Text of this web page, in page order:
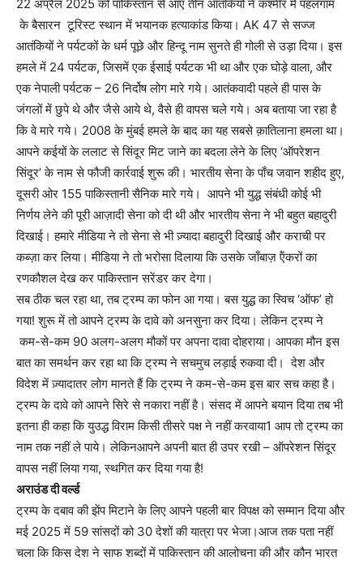
22 अप्रैल 2025 को पाकिस्तान से आए तीन आतंकियों ने कश्मीर में पहलगाम
के बैसारन टूरिस्ट स्थान में भयानक हत्याकांड किया। AK 47 से सज्ज
आतंकियों ने पर्यटकों के धर्म पूछे और हिन्दू नाम सुनते ही गोली से उड़ा दिया। इस
हमले में 24 पर्यटक, जिसमें एक ईसाई पर्यटक भी था और एक घोड़े वाला, और
एक नेपाली पर्यटक – 26 निर्दोष लोग मारे गये। आतंकवादी पहले ही पास के
जंगलों में छुपे थे और जैसे आये थे, वैसे ही वापस चले गये। अब बताया जा रहा है
कि वे मारे गये। 2008 के मुंबई हमले के बाद का यह सबसे क़ातिलाना हमला था।
आपने कईयों के ललाट से सिंदूर मिट जाने का बदला लेने के लिए ‘ऑपरेशन
सिंदूर’ के नाम से फौजी कार्रवाई शुरू की। भारतीय सेना के पाँच जवान शहीद हुए,
दूसरी ओर 155 पाकिस्तानी सैनिक मारे गये। आपने भी युद्ध संबंधी कोई भी
निर्णय लेने की पूरी आज़ादी सेना को दी थी और भारतीय सेना ने भी बहुत बहादुरी
दिखाई। हमारे मीडिया ने तो सेना से भी ज़्यादा बहादुरी दिखाई और कराची पर
कब्ज़ा कर लिया। मीडिया ने तो भरोसा दिलाया कि उसके जाँबाज़ ऍंकरों का
रणकौशल देख कर पाकिस्तान सरेंडर कर देगा।
सब ठीक चल रहा था, तब ट्रम्प का फोन आ गया। बस युद्ध का स्विच ‘ऑफ’ हो
गया! शुरू में तो आपने ट्रम्प के दावे को अनसुना कर दिया। लेकिन ट्रम्प ने
कम-से-कम 90 अलग-अलग मौकों पर अपना दावा दोहराया। आपका मौन इस
बात का समर्थन कर रहा था कि ट्रम्प ने सचमुच लड़ाई रुकवा दी। देश और
विदेश में ज़्यादातर लोग मानते हैं कि ट्रम्प ने कम-से-कम इस बार सच कहा है।
ट्रम्प के दावे को आपने सिरे से नकारा नहीं है। संसद में आपने बयान दिया तब भी
इतना ही कहा कि युउद्ध विराम किसी तीसरे पक्ष ने नहीं करवाया1 आप तो ट्रम्प का
नाम तक नहीं ले पाये। लेकिनआपने अपनी बात ही उपर रखी – ऑपरेशन सिंदूर
वापस नहीं लिया गया, स्थगित कर दिया गया है!
अराउंड दी वर्ल्ड
ट्रम्प के दबाव की झेंप मिटाने के लिए आपने पहली बार विपक्ष को सम्मान दिया और
मई 2025 में 59 सांसदों को 30 देशों की यात्रा पर भेजा।आज तक पता नहीं
चला कि किस देश ने साफ शब्दों में पाकिस्तान की आलोचना की और कौन भारत